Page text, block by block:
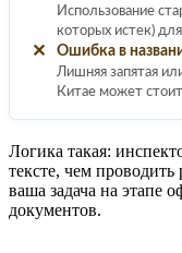
Использование
которых истек)
✕ Ошибка в
Лишняя запятая
Китае может
Логика такая:
тексте, чем
ваша задача на этапе
документов.